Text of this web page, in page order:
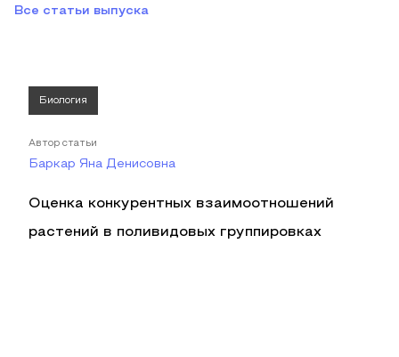
Все статьи выпуска
Биология
Автор статьи
Баркар Яна Денисовна
Оценка конкурентных взаимоотношений
растений в поливидовых группировках